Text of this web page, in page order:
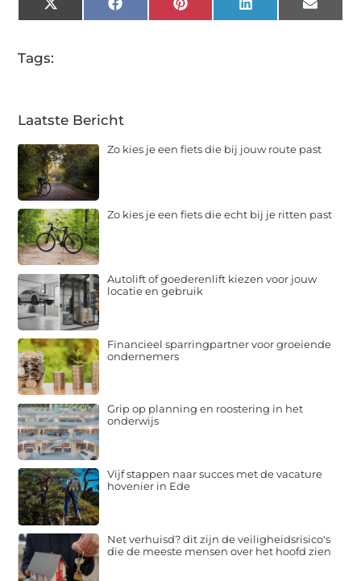
X
(Twitter)
FacebookPinterestLinkedInEmail
Tags:
Laatste Bericht
Zo kies je een fiets die bij jouw route past
Zo kies je een fiets die echt bij je ritten past
Autolift of goederenlift kiezen voor jouw
locatie en gebruik
Financieel sparringpartner voor groeiende
ondernemers
Grip op planning en roostering in het
onderwijs
Vijf stappen naar succes met de vacature
hovenier in Ede
Net verhuisd? dit zijn de veiligheidsrisico's
die de meeste mensen over het hoofd zien